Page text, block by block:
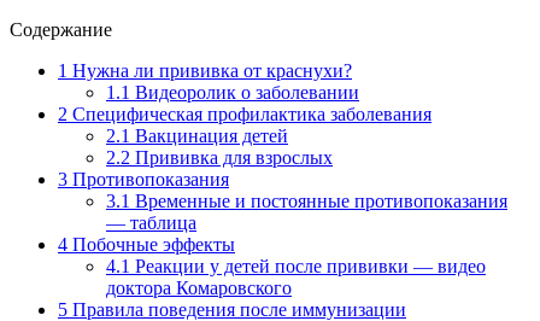
Содержание
1 Нужна ли прививка от краснухи?
1.1 Видеоролик о заболевании
2 Специфическая профилактика заболевания
2.1 Вакцинация детей
2.2 Прививка для взрослых
3 Противопоказания
3.1 Временные и постоянные противопоказания
— таблица
4 Побочные эффекты
4.1 Реакции у детей после прививки — видео
доктора Комаровского
5 Правила поведения после иммунизации